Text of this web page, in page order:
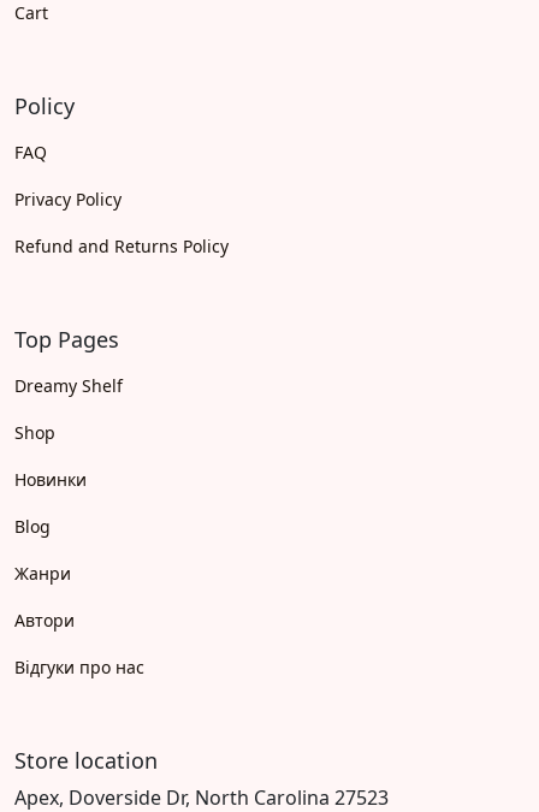
Cart
Policy
FAQ
Privacy Policy
Refund and Returns Policy
Top Pages
Dreamy Shelf
Shop
Новинки
Blog
Жанри
Автори
Відгуки про нас
Store location
Apex, Doverside Dr, North Carolina 27523